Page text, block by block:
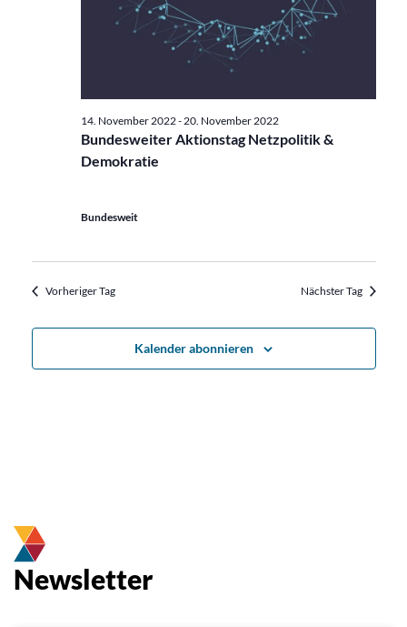
Bundesweiter Aktionstag Netzpolitik &
Demokratie
14. November 2022-20. November 2022
Bundesweit
Vorheriger Tag Nächster Tag
Kalender abonnieren
Newsletter